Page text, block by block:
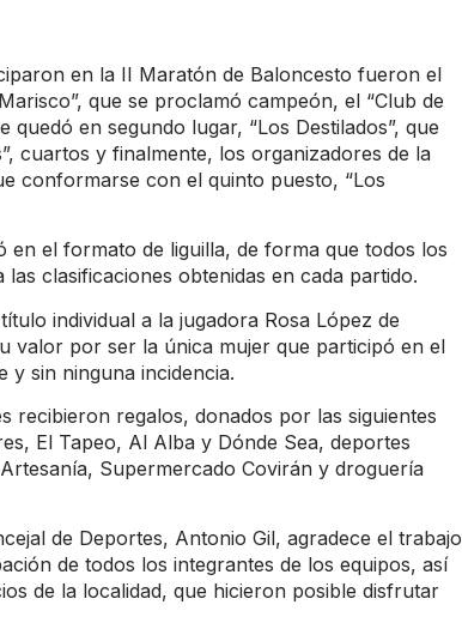
en la II Maratón de Baloncesto fueron el
que se proclamó campeón, el “Club de
quedó en segundo lugar, “Los Destilados”, que
cuartos y finalmente, los organizadores de la
conformarse con el quinto puesto, “Los
en el formato de liguilla, de forma que todos los
clasificaciones obtenidas en cada partido.
individual a la jugadora Rosa López de
valor por ser la única mujer que participó en el
y sin ninguna incidencia.
recibieron regalos, donados por las siguientes
El Tapeo, Al Alba y Dónde Sea, deportes
Supermercado Covirán y droguería
de Deportes, Antonio Gil, agradece el trabajo
de todos los integrantes de los equipos, así
de la localidad, que hicieron posible disfrutar